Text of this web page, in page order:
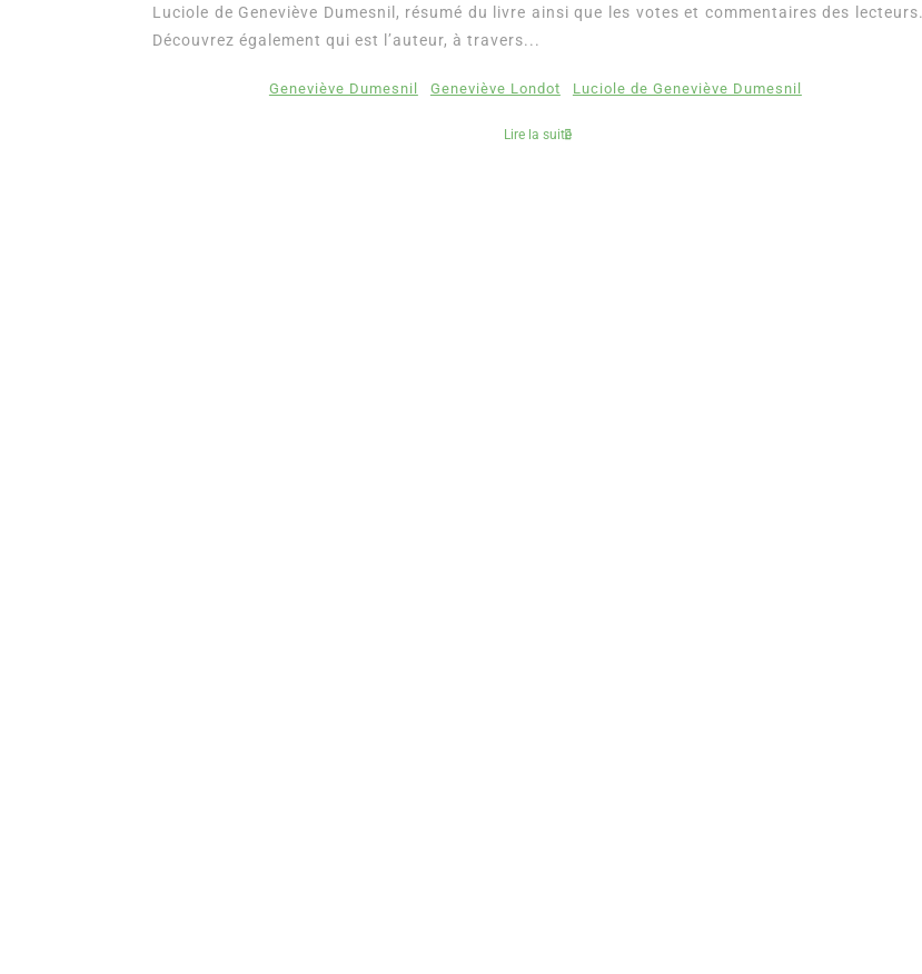
Luciole de Geneviève Dumesnil, résumé du livre ainsi que les votes et commentaires des lecteurs.
Découvrez également qui est l’auteur, à travers...
Geneviève Dumesnil Geneviève Londot Luciole de Geneviève Dumesnil
Lire la suite